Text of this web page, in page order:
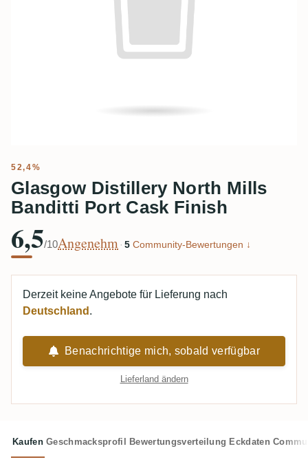
52,4%
Glasgow Distillery North Mills
Banditti Port Cask Finish
6,5/10Angenehm · 5 Community-Bewertungen ↓
Derzeit keine Angebote für Lieferung nach
Deutschland .
Benachrichtige mich, sobald verfügbar
Lieferland ändern
Kaufen Geschmacksprofil Bewertungsverteilung Eckdaten